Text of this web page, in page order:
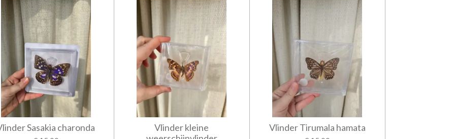
Sasakia charonda
Vlinder kleine
Vlinder Tirumala hamata